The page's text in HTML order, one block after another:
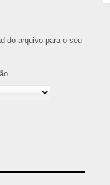
do arquivo para o seu